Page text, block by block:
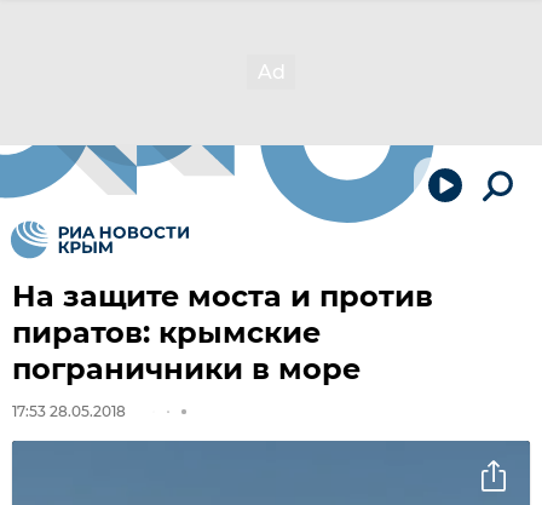
На защите моста и против
пиратов: крымские
пограничники в море
17:53 28.05.2018